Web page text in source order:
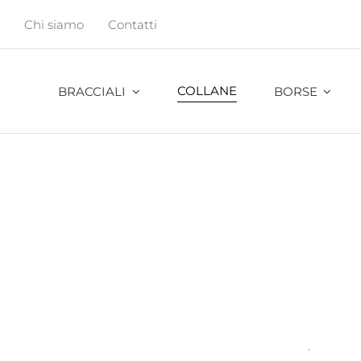
Chi siamo Contatti
BRACCIALI COLLANE BORSE